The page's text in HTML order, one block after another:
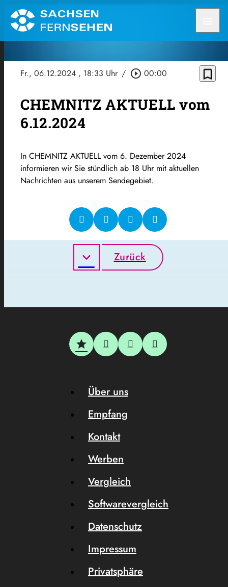
Fr., 06.12.2024 , 18:33 Uhr / play_circle_outline 00:00 bookmark_border
CHEMNITZ AKTUELL vom
6.12.2024
In CHEMNITZ AKTUELL vom 6. Dezember 2024
informieren wir Sie stündlich ab 18 Uhr mit aktuellen
Nachrichten aus unserem Sendegebiet.
Zurück
Über uns
Empfang
Kontakt
Werben
Vergleich
Softwarevergleich
Datenschutz
Impressum
Privatsphäre